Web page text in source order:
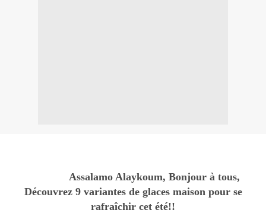
Assalamo Alaykoum, Bonjour à tous,
Découvrez 9 variantes de glaces maison pour se
rafraîchir cet été!!